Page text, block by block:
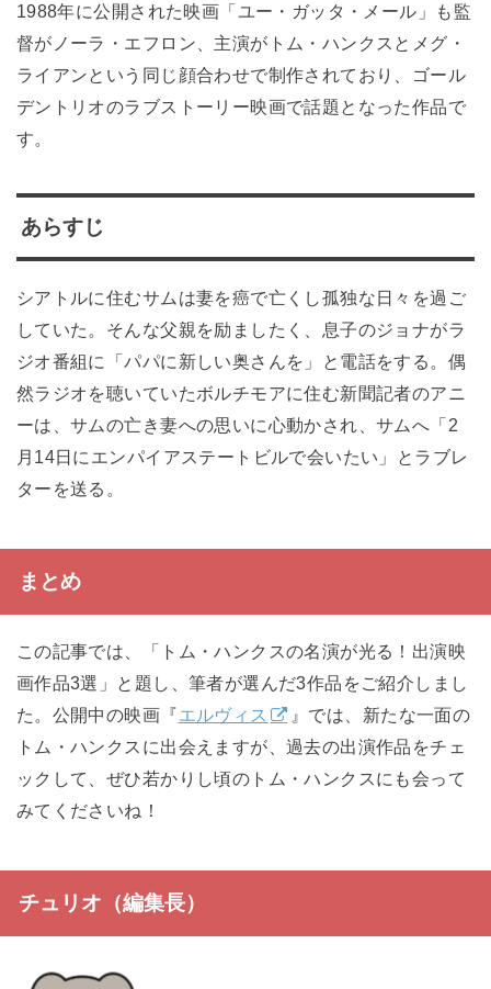
1988年に公開された映画「ユー・ガッタ・メール」も監
督がノーラ・エフロン、主演がトム・ハンクスとメグ・
ライアンという同じ顔合わせで制作されており、ゴール
デントリオのラブストーリー映画で話題となった作品で
す。
あらすじ
シアトルに住むサムは妻を癌で亡くし孤独な日々を過ご
していた。そんな父親を励ましたく、息子のジョナがラ
ジオ番組に「パパに新しい奥さんを」と電話をする。偶
然ラジオを聴いていたボルチモアに住む新聞記者のアニ
ーは、サムの亡き妻への思いに心動かされ、サムへ「2
月14日にエンパイアステートビルで会いたい」とラブレ
ターを送る。
まとめ
この記事では、「トム・ハンクスの名演が光る！出演映
画作品3選」と題し、筆者が選んだ3作品をご紹介しまし
た。公開中の映画『エルヴィス
』では、新たな一面の
トム・ハンクスに出会えますが、過去の出演作品をチェ
ックして、ぜひ若かりし頃のトム・ハンクスにも会って
みてくださいね！
チュリオ（編集長）